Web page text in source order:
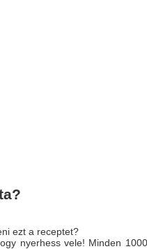
ezt a receptet?
nyerhess vele! Minden